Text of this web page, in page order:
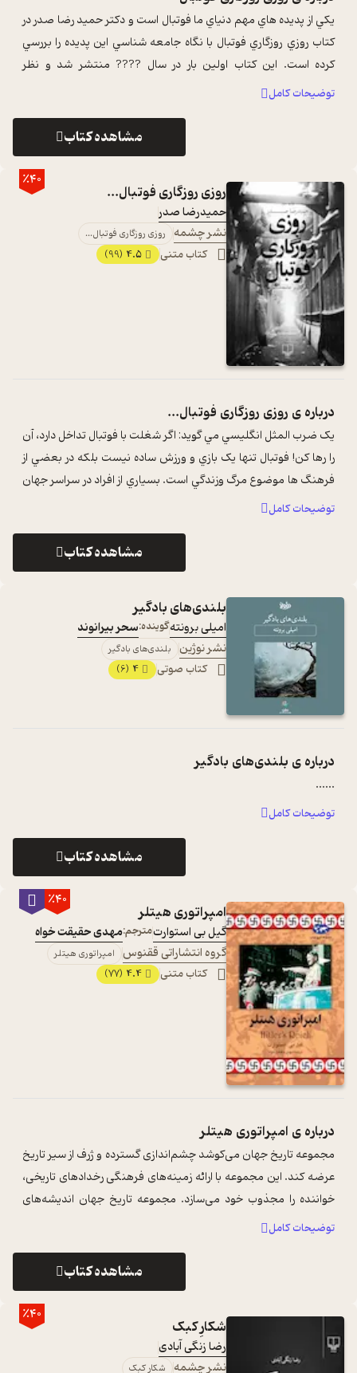
يکي از پديده هاي مهم دنياي ما فوتبال است و دکتر حميد رضا صدر در
کتاب روزي روزگاري فوتبال با نگاه جامعه شناسي اين پديده را بررسي
کرده است. اين کتاب اولين بار در سال ???? منتشر شد و نظر
متخصصان اين حوزه ...
توضیحات کامل
مشاهده کتاب
٪40
روزی روزگاری فوتبال...
حمیدرضا صدر
نشر چشمه
روزی روزگاری فوتبال...
کتاب متنی 4.5
(99)
درباره ی روزی روزگاری فوتبال...
يک ضرب المثل انگليسي مي گويد: اگر شغلت با فوتبال تداخل دارد، آن
را رها کن! فوتبال تنها يک بازي و ورزش ساده نيست بلکه در بعضي از
فرهنگ ها موضوع مرگ وزندگي است. بسياري از افراد در سراسر جهان
به هنگ ......
توضیحات کامل
مشاهده کتاب
بلندی‌های بادگیر
امیلی برونتهگوینده:سحر بیرانوند
نشر نوژین
بلندی‌های بادگیر
کتاب صوتی 4
(6)
درباره ی بلندی‌های بادگیر
...
...
توضیحات کامل
مشاهده کتاب
٪40
امپراتوری هیتلر
گیل بی استوارتمترجم:مهدی حقیقت خواه
گروه انتشاراتی ققنوس
امپراتوری هیتلر
کتاب متنی 4.4
(77)
درباره ی امپراتوری هیتلر
مجموعه تاریخ جهان می‌کوشد چشم‌اندازی گسترده و ژرف از سیر تاریخ
عرضه کند. این مجموعه با ارائه زمینه‌های فرهنگی رخدادهای تاریخی،
خواننده را مجذوب خود می‌سازد. مجموعه تاریخ جهان اندیشه‌های
سیاسی، فرهنگی ...
توضیحات کامل
مشاهده کتاب
٪40
شکارِ کبک
رضا زنگی آبادی
نشر چشمه
شکارِ کبک